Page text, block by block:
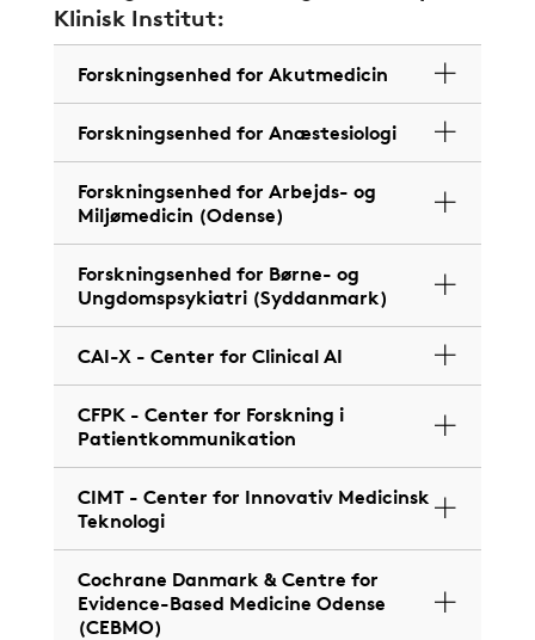
Klinisk Institut:
Forskningsenhed for Akutmedicin
Forskningsenhed for Anæstesiologi
Forskningsenhed for Arbejds- og
Miljømedicin (Odense)
Forskningsenhed for Børne- og
Ungdomspsykiatri (Syddanmark)
CAI-X - Center for Clinical AI
CFPK - Center for Forskning i
Patientkommunikation
CIMT - Center for Innovativ Medicinsk
Teknologi
Cochrane Danmark & Centre for
Evidence-Based Medicine Odense
(CEBMO)